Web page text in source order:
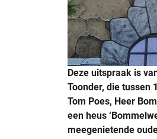
Deze uitspraak is
Toonder, die tussen
Tom Poes, Heer
een heus
meegenietende